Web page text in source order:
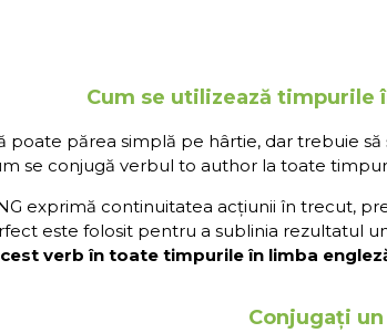
Cum se utilizează timpurile
poate părea simplă pe hârtie, dar trebuie
se conjugă verbul to author la toate
exprimă continuitatea acțiunii în trecut,
este folosit pentru a sublinia rezultatul
verb în toate timpurile în limba
Conjugați